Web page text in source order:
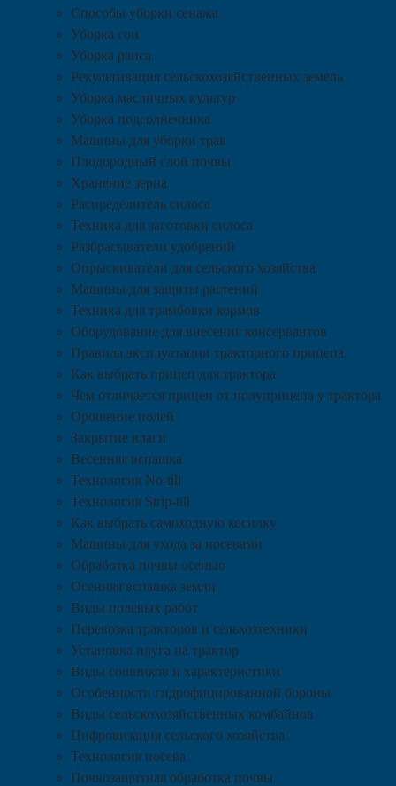
Способы уборки сенажа
Уборка сои
Уборка рапса
Рекультивация сельскохозяйственных земель
Уборка масличных культур
Уборка подсолнечника
Машины для уборки трав
Плодородный слой почвы
Хранение зерна
Распределитель силоса
Техника для заготовки силоса
Разбрасыватели удобрений
Опрыскиватели для сельского хозяйства
Машины для защиты растений
Техника для трамбовки кормов
Оборудование для внесения консервантов
Правила эксплуатации тракторного прицепа
Как выбрать прицеп для трактора
Чем отличается прицеп от полуприцепа у трактора
Орошение полей
Закрытие влаги
Весенняя вспашка
Технология No-till
Технология Strip-till
Как выбрать самоходную косилку
Машины для ухода за посевами
Обработка почвы осенью
Осенняя вспашка земли
Виды полевых работ
Перевозка тракторов и сельхозтехники
Установка плуга на трактор
Виды сошников и характеристики
Особенности гидрофицированной бороны
Виды сельскохозяйственных комбайнов
Цифровизация сельского хозяйства
Технология посева
Почвозащитная обработка почвы